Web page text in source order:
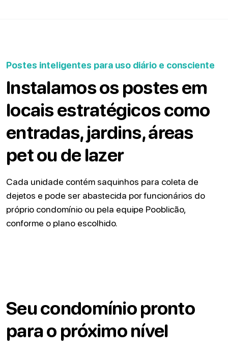
Postes inteligentes para uso diário e consciente
Instalamos os postes em
locais estratégicos como
entradas, jardins, áreas
pet ou de lazer
Cada unidade contém saquinhos para coleta de
dejetos e pode ser abastecida por funcionários do
próprio condomínio ou pela equipe Pooblicão,
conforme o plano escolhido.
Seu condomínio pronto
para o próximo nível